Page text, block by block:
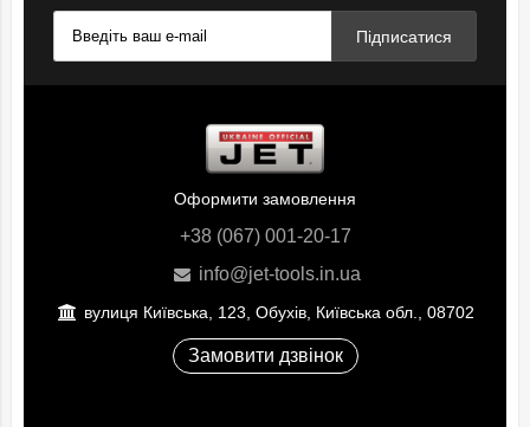
Підписатися
Оформити замовлення
+38 (067) 001-20-17
info@jet-tools.in.ua
вулиця Київська, 123, Обухів, Київська обл., 08702
Замовити дзвінок